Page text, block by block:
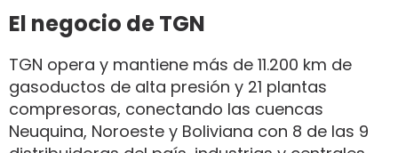
El negocio de TGN
TGN opera y mantiene más de 11.200 km de
gasoductos de alta presión y 21 plantas
compresoras, conectando las cuencas
Neuquina, Noroeste y Boliviana con 8 de las 9